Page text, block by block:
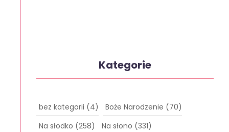
Kategorie
bez kategorii (4) Boże Narodzenie (70)
Na słodko (258) Na słono (331)